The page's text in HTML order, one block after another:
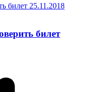
билет